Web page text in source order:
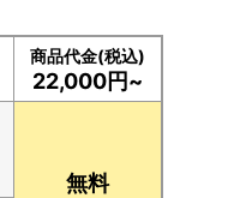
商品代金(税込)
22,000円~
無料